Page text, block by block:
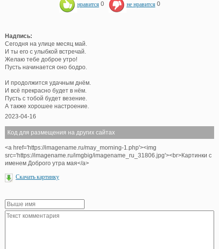
нравится 0 не нравится 0
Надпись:
Сегодня на улице месяц май.
И ты его с улыбкой встречай.
Желаю тебе доброе утро!
Пусть начинается оно бодро.
И продолжится удачным днём.
И всё прекрасно будет в нём.
Пусть с тобой будет везение.
А также хорошее настроение.
2023-04-16
Код для размещения на других сайтах
<a href='https://imagename.ru/may_morning-1.php'><img
src='https://imagename.ru/imgbig/imagename_ru_31806.jpg'><br>Картинки с
именем Доброго утра мая</a>
Скачать картинку